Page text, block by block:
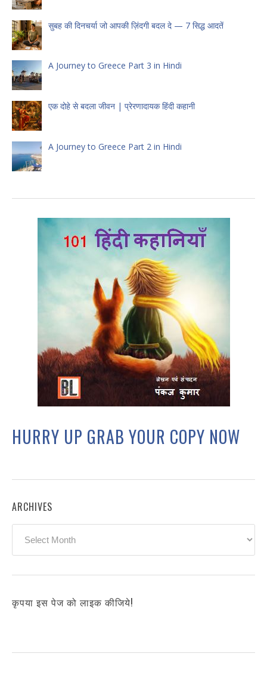
सुबह की दिनचर्या जो आपकी ज़िंदगी बदल दे — 7 सिद्ध आदतें
A Journey to Greece Part 3 in Hindi
एक दोहे से बदला जीवन | प्रेरणादायक हिंदी कहानी
A Journey to Greece Part 2 in Hindi
HURRY UP GRAB YOUR COPY NOW
ARCHIVES
कृपया इस पेज को लाइक कीजिये!